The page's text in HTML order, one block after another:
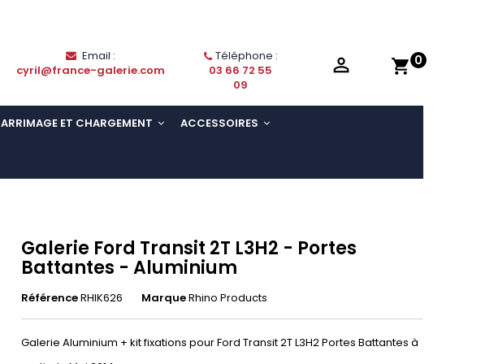
shopping_cart 0
Email :
cyril@france-galerie.com
Téléphone :
03 66 72 55
09

ARRIMAGE ET CHARGEMENT ACCESSOIRES
Galerie Ford Transit 2T L3H2 - Portes
Battantes - Aluminium
RéférenceRHIK626 MarqueRhino Products
Galerie Aluminium + kit fixations pour Ford Transit 2T L3H2 Portes Battantes à